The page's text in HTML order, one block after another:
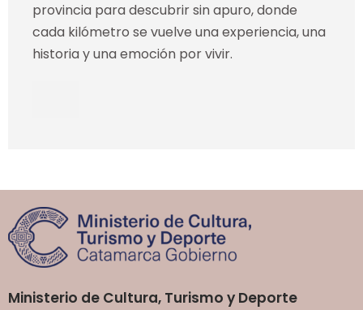
provincia para descubrir sin apuro, donde
cada kilómetro se vuelve una experiencia, una
historia y una emoción por vivir.
Ministerio de Cultura, Turismo y Deporte